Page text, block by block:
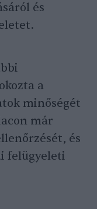
és
a
minőségét
már
és
felügyeleti